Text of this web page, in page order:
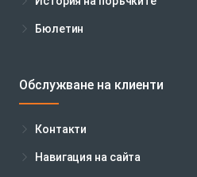
Бюлетин
Обслужване на клиенти
Контакти
Навигация на сайта